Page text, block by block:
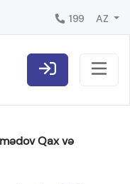
199 AZ
Qax və